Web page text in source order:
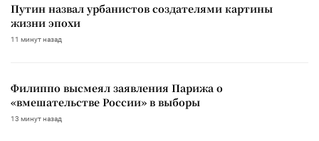
Путин назвал урбанистов создателями картины
жизни эпохи
11 минут назад
Филиппо высмеял заявления Парижа о
«вмешательстве России» в выборы
13 минут назад